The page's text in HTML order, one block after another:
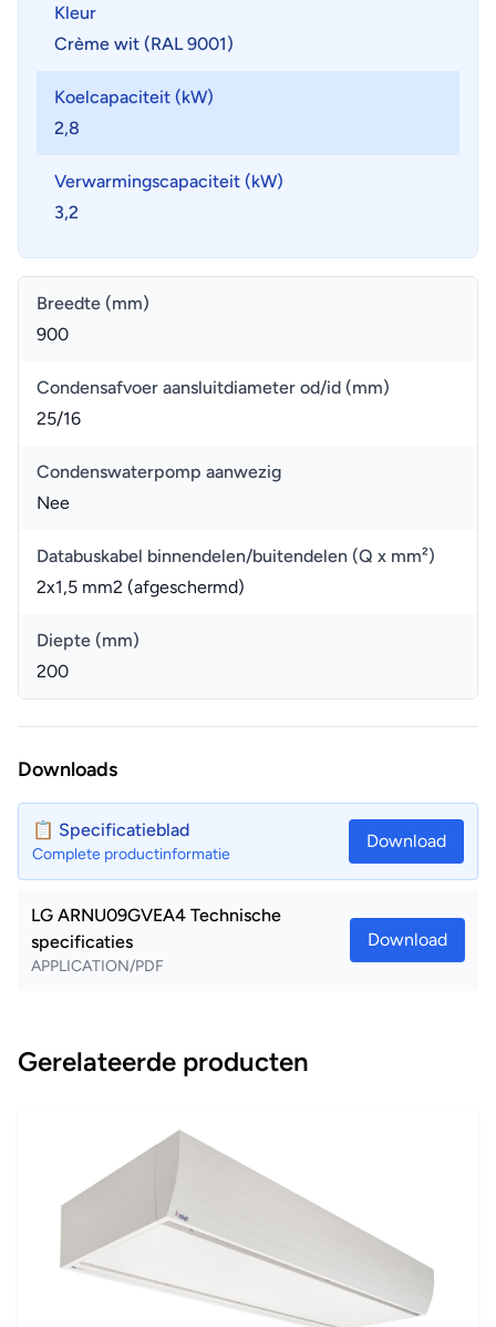
Kleur
Crème wit (RAL 9001)
Koelcapaciteit (kW)
2,8
Verwarmingscapaciteit (kW)
3,2
Breedte (mm)
900
Condensafvoer aansluitdiameter od/id (mm)
25/16
Condenswaterpomp aanwezig
Nee
Databuskabel binnendelen/buitendelen (Q x mm²)
2x1,5 mm2 (afgeschermd)
Diepte (mm)
200
Downloads
📋 Specificatieblad
Complete productinformatie
Download
LG ARNU09GVEA4 Technische
specificaties
APPLICATION/PDF
Download
Gerelateerde producten